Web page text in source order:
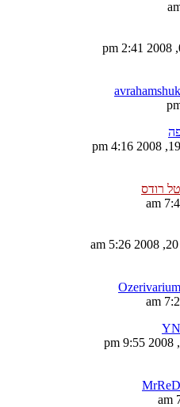
avrahamshuk
טל רודס
Ozerivarium
MrReD